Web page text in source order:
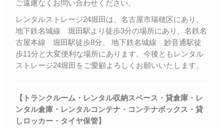
ご遠慮なくお問い合わせください。
レンタルストレージ24堀田は、名古屋市瑞穂区にあり、
地下鉄名城線 堀田駅より徒歩3分の場所にあり、名鉄名
古屋本線 堀田駅徒歩8分、 地下鉄名城線 妙音通駅徒
歩11分と大変便利な場所にあります。今後ともレンタル
ストレージ24堀田をご愛顧よろしくお願いいたします。
【トランクルーム・レンタル収納スペース・貸倉庫・レ
ンタル倉庫・レンタルコンテナ・コンテナボックス・ 貸
しロッカー・ タイヤ保管】